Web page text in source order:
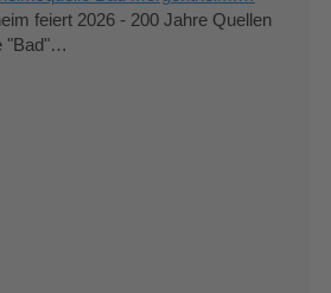
feiert 2026 - 200 Jahre Quellen
"Bad"…